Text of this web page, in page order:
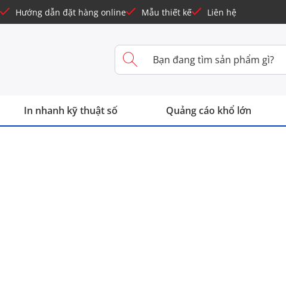
Hướng dẫn đặt hàng online Mẫu thiết kế Liên hệ
In nhanh kỹ thuật số Quảng cáo khổ lớn